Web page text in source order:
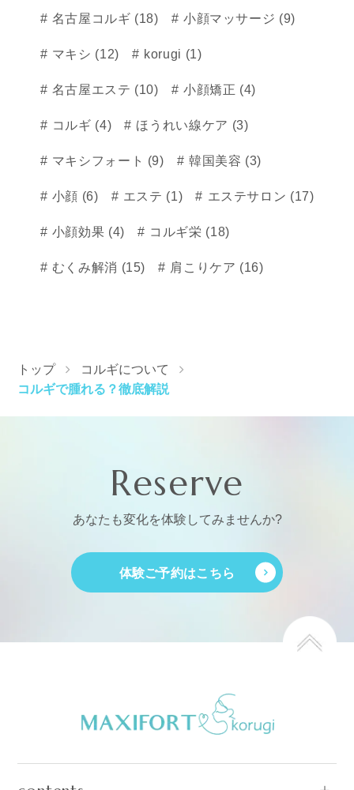
名古屋コルギ (18) 小顔マッサージ (9)
マキシ (12) korugi (1)
名古屋エステ (10) 小顔矯正 (4)
コルギ (4) ほうれい線ケア (3)
マキシフォート (9) 韓国美容 (3)
小顔 (6) エステ (1) エステサロン (17)
小顔効果 (4) コルギ栄 (18)
むくみ解消 (15) 肩こりケア (16)
トップ
コルギについて
コルギで腫れる？徹底解説
Reserve
あなたも変化を体験してみませんか?
体験ご予約はこちら